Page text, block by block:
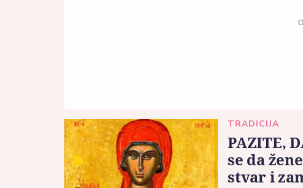
TRADICIJA
PAZITE,
se da
stvar i